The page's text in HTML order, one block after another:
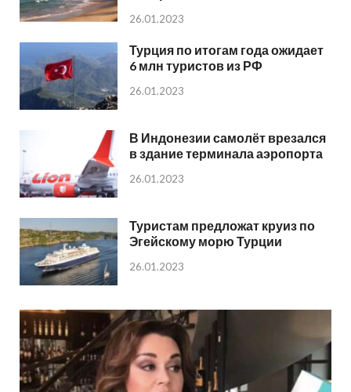
26.01.2023
Турция по итогам года ожидает
6 млн туристов из РФ
26.01.2023
В Индонезии самолёт врезался
в здание терминала аэропорта
26.01.2023
Туристам предложат круиз по
Эгейскому морю Турции
26.01.2023